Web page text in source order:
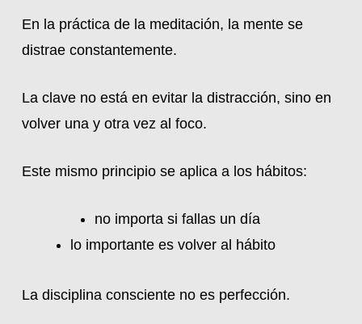
En la práctica de la meditación, la mente se
distrae constantemente.
La clave no está en evitar la distracción, sino en
volver una y otra vez al foco.
Este mismo principio se aplica a los hábitos:
no importa si fallas un día
lo importante es volver al hábito
La disciplina consciente no es perfección.